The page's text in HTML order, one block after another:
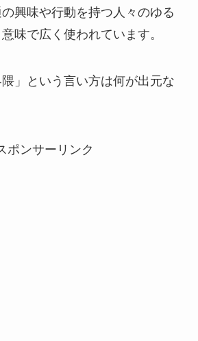
興味や行動を持つ人々のゆる
味で広く使われています。
」という言い方は何が出元な
ポンサーリンク